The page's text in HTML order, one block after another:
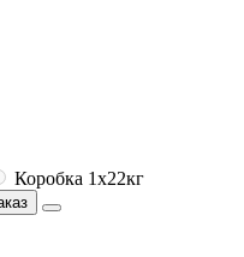
Коробка 1x22кг